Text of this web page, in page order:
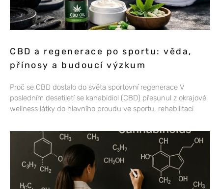
CBD a regenerace po sportu: věda,
přínosy a budoucí výzkum
Proč se CBD dostalo do světa sportovní regenerace V
posledním desetiletí se kanabidiol (CBD) přesunul z okrajové
wellness látky do hlavního proudu ve sportu, rehabilitaci